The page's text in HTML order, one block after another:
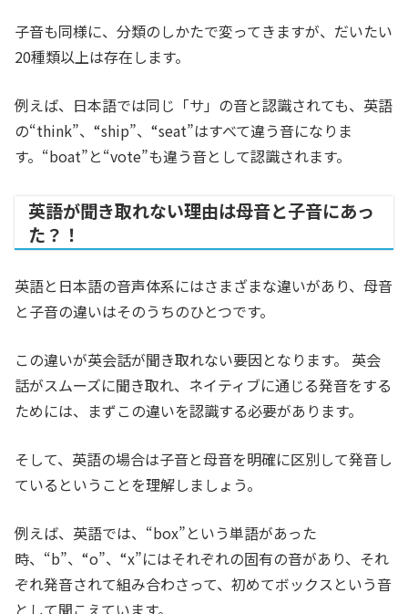
子音も同様に、分類のしかたで変ってきますが、だいたい
20種類以上は存在します。
例えば、日本語では同じ「サ」の音と認識されても、英語
の“think”、“ship”、“seat”はすべて違う音になりま
す。“boat”と“vote”も違う音として認識されます。
英語が聞き取れない理由は母音と子音にあっ
た？！
英語と日本語の音声体系にはさまざまな違いがあり、母音
と子音の違いはそのうちのひとつです。
この違いが英会話が聞き取れない要因となります。 英会
話がスムーズに聞き取れ、ネイティブに通じる発音をする
ためには、まずこの違いを認識する必要があります。
そして、英語の場合は子音と母音を明確に区別して発音し
ているということを理解しましょう。
例えば、英語では、“box”という単語があった
時、“b”、“o”、“x”にはそれぞれの固有の音があり、それ
ぞれ発音されて組み合わさって、初めてボックスという音